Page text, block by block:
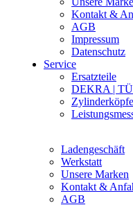
Kontakt &
AGB
Impressum
Datenschutz
Service
Ersatzteile
DEKRA |
Ladengeschäft
Werkstatt
Unsere Marken
Kontakt &
AGB